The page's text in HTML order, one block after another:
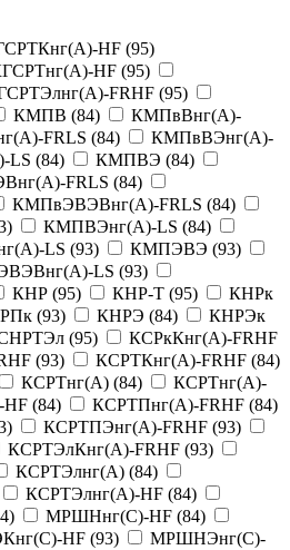
HF (95)
HF (95)
FRHF (95)
КМПВ (84)
КМПвВнг(А)-
FRLS (84)
КМПвВЭнг(А)-
LS (84) КМПВЭ (84)
FRLS (84)
КМПвЭВЭВнг(А)-FRLS (84)
) КМПВЭнг(А)-LS (84)
LS (93) КМПЭВЭ (93)
LS (93)
КНР (95) КНР-Т (95)
КНРк
(93) КНРЭ (84)
КНРЭк
(95)
КСРкКнг(А)-FRHF
(93) КСРТКнг(А)-FRHF (84)
КСРТнг(А) (84)
КСРТнг(А)-
(84) КСРТПнг(А)-FRHF (84)
) КСРТПЭнг(А)-FRHF (93)
КСРТЭлКнг(А)-FRHF (93)
КСРТЭлнг(А) (84)
КСРТЭлнг(А)-HF (84)
) МРШНнг(С)-HF (84)
HF (93)
МРШНЭнг(С)-